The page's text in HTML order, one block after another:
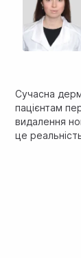
Сучасна
пацієнтам
видалення
це